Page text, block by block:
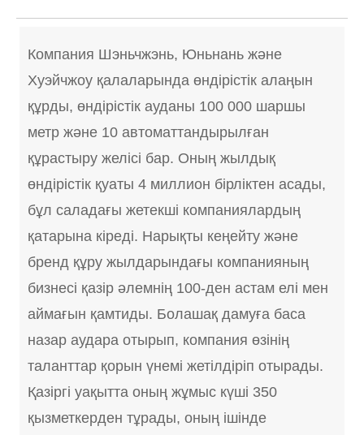
Компания Шэньчжэнь, Юньнань және
Хуэйчжоу қалаларында өндірістік алаңын
құрды, өндірістік ауданы 100 000 шаршы
метр және 10 автоматтандырылған
құрастыру желісі бар. Оның жылдық
өндірістік қуаты 4 миллион бірліктен асады,
бұл саладағы жетекші компаниялардың
қатарына кіреді. Нарықты кеңейту және
бренд құру жылдарындағы компанияның
бизнесі қазір әлемнің 100-ден астам елі мен
аймағын қамтиды. Болашақ дамуға баса
назар аудара отырып, компания өзінің
таланттар қорын үнемі жетілдіріп отырады.
Қазіргі уақытта оның жұмыс күші 350
қызметкерден тұрады, оның ішінде